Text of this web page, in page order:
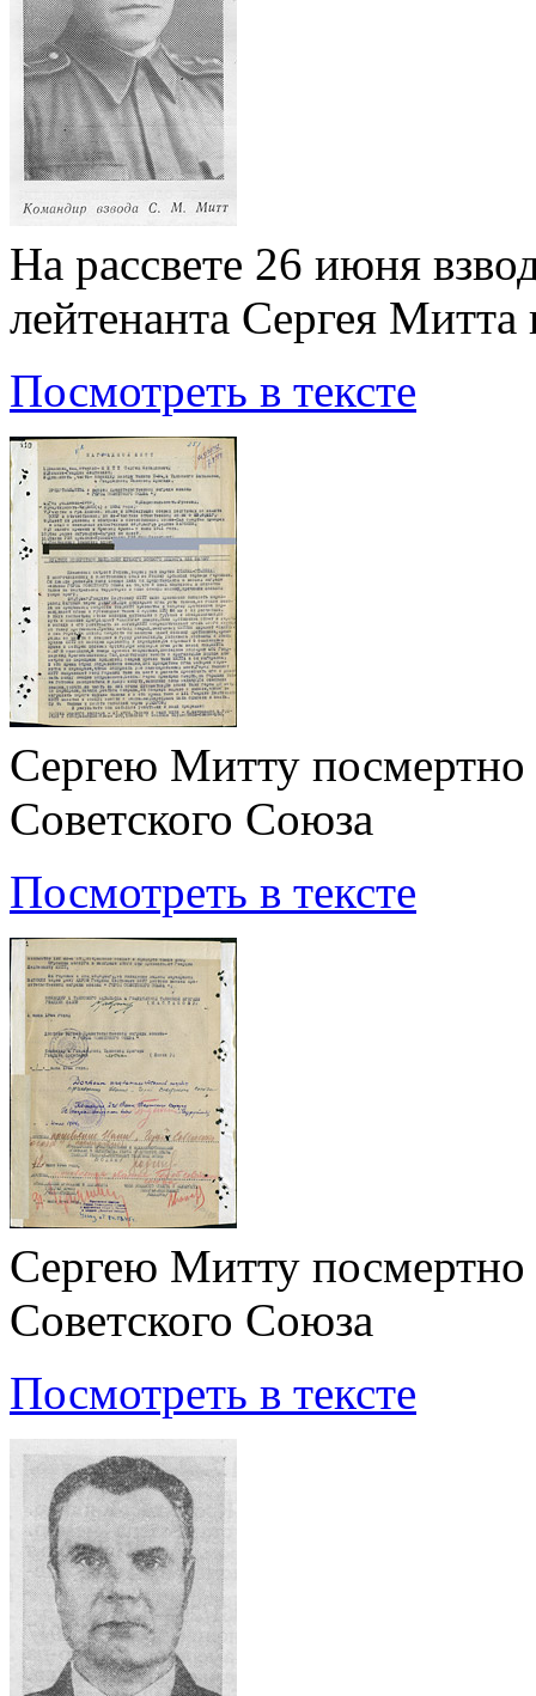
На рассвете 26 июня
лейтенанта Сергея
Посмотреть в тексте
Сергею Митту посмертно
Советского Союза
Посмотреть в тексте
Сергею Митту посмертно
Советского Союза
Посмотреть в тексте